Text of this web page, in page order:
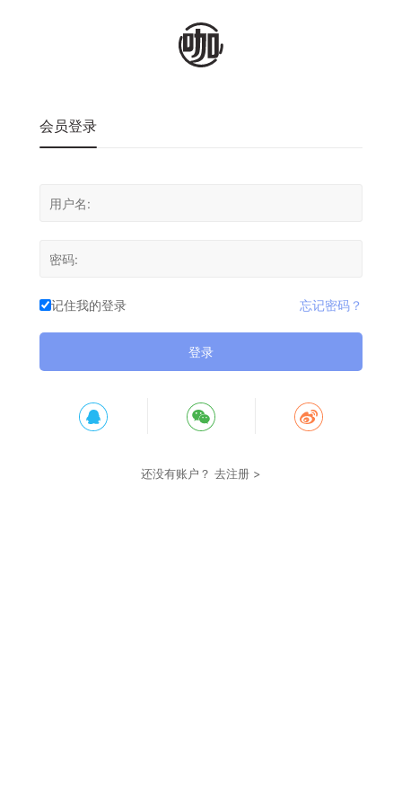
会员登录
记住我的登录 忘记密码？
登录
还没有账户？ 去注册 >